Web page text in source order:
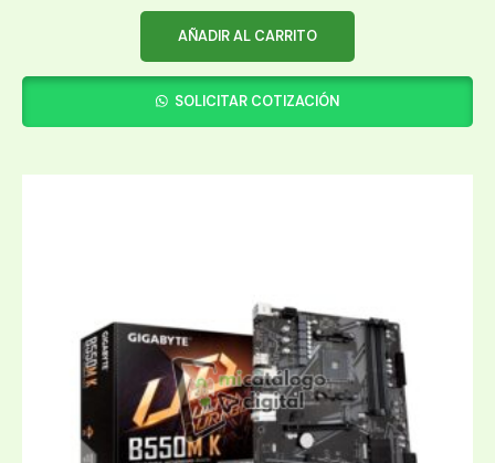
AÑADIR AL CARRITO
SOLICITAR COTIZACIÓN